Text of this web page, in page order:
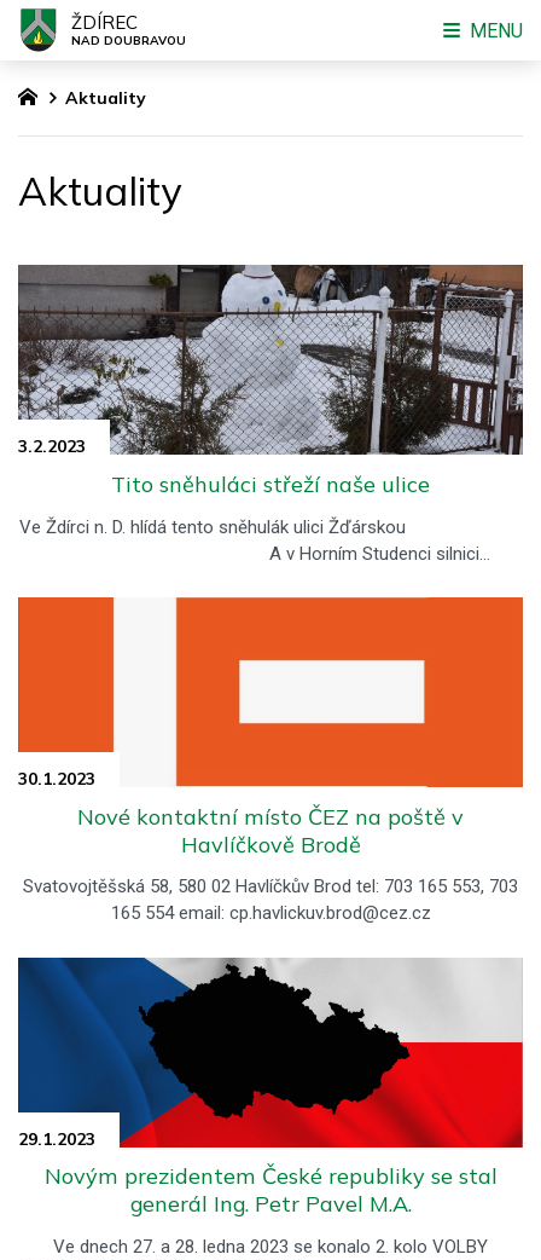
Aktuality
Aktuality
3.2.2023
Tito sněhuláci střeží naše ulice
Ve Ždírci n. D. hlídá tento sněhulák ulici Žďárskou
A v Horním Studenci silnici…
30.1.2023
Nové kontaktní místo ČEZ na poště v
Havlíčkově Brodě
Svatovojtěšská 58, 580 02 Havlíčkův Brod tel: 703 165 553, 703
165 554 email: cp.havlickuv.brod@cez.cz
29.1.2023
Novým prezidentem České republiky se stal
generál Ing. Petr Pavel M.A.
Ve dnech 27. a 28. ledna 2023 se konalo 2. kolo VOLBY
ŽDÍREC
NAD DOUBRAVOU MENU